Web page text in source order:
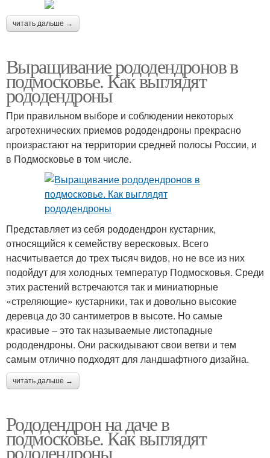
читать дальше →
Выращивание рододендронов в
подмосковье. Как выглядят
рододендроны
При правильном выборе и соблюдении некоторых
агротехнических приемов рододендроны прекрасно
произрастают на территории средней полосы России, и
в Подмосковье в том числе.
Представляет из себя рододендрон кустарник,
относящийся к семейству вересковых. Всего
насчитывается до трех тысяч видов, но не все из них
подойдут для холодных температур Подмосковья. Среди
этих растений встречаются так и миниатюрные
«стреляющие» кустарники, так и довольно высокие
деревца до 30 сантиметров в высоте. Но самые
красивые – это так называемые листопадные
рододендроны. Они раскидывают свои ветви и тем
самым отлично подходят для ландшафтного дизайна.
читать дальше →
Рододендрон на даче в
подмосковье. Как выглядят
рододендроны